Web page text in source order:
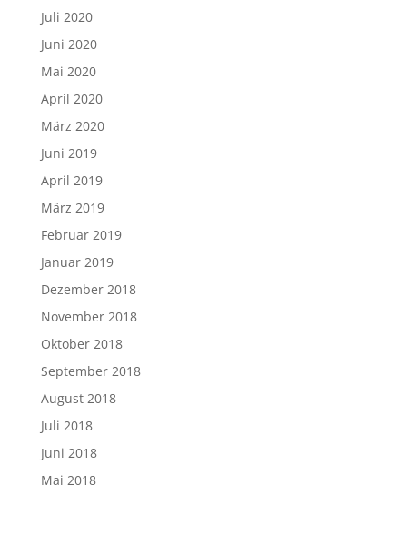
Juli 2020
Juni 2020
Mai 2020
April 2020
März 2020
Juni 2019
April 2019
März 2019
Februar 2019
Januar 2019
Dezember 2018
November 2018
Oktober 2018
September 2018
August 2018
Juli 2018
Juni 2018
Mai 2018